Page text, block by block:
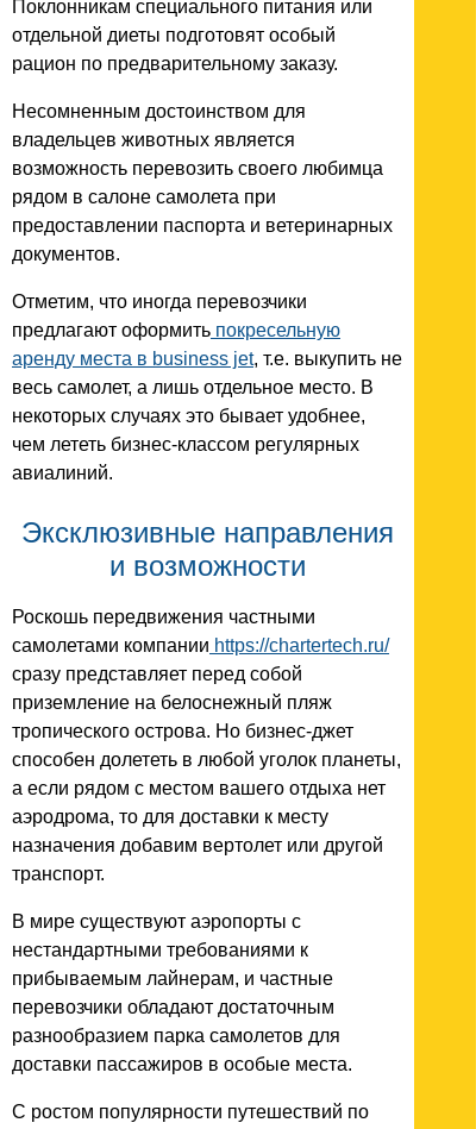
Поклонникам специального питания или
отдельной диеты подготовят особый
рацион по предварительному заказу.
Несомненным достоинством для
владельцев животных является
возможность перевозить своего любимца
рядом в салоне самолета при
предоставлении паспорта и ветеринарных
документов.
Отметим, что иногда перевозчики
предлагают оформить покресельную
аренду места в business jet, т.е. выкупить не
весь самолет, а лишь отдельное место. В
некоторых случаях это бывает удобнее,
чем лететь бизнес-классом регулярных
авиалиний.
Эксклюзивные направления
и возможности
Роскошь передвижения частными
самолетами компании https://chartertech.ru/
сразу представляет перед собой
приземление на белоснежный пляж
тропического острова. Но бизнес-джет
способен долететь в любой уголок планеты,
а если рядом с местом вашего отдыха нет
аэродрома, то для доставки к месту
назначения добавим вертолет или другой
транспорт.
В мире существуют аэропорты с
нестандартными требованиями к
прибываемым лайнерам, и частные
перевозчики обладают достаточным
разнообразием парка самолетов для
доставки пассажиров в особые места.
С ростом популярности путешествий по